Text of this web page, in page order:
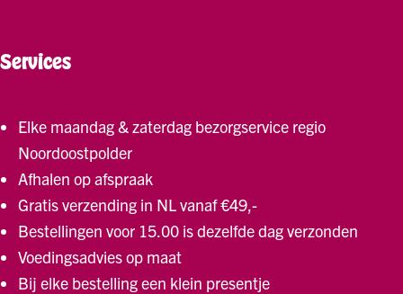
Services
Elke maandag & zaterdag bezorgservice regio
Noordoostpolder
Afhalen op afspraak
Gratis verzending in NL vanaf €49,-
Bestellingen voor 15.00 is dezelfde dag verzonden
Voedingsadvies op maat
Bij elke bestelling een klein presentje